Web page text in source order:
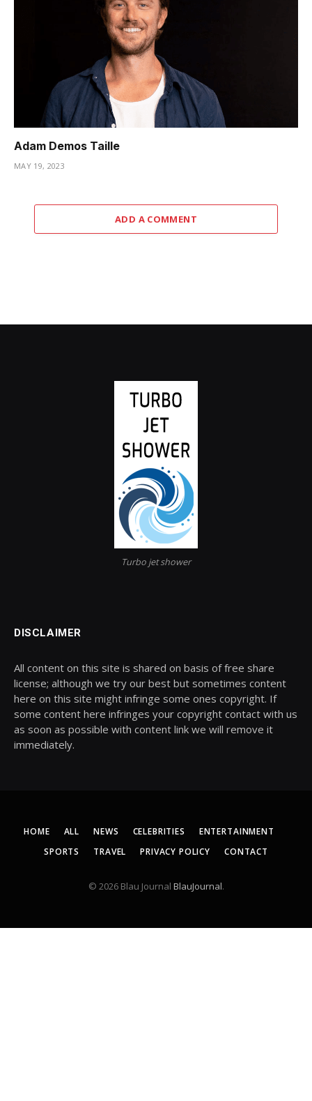
Adam Demos Taille
MAY 19, 2023
ADD A COMMENT
Turbo jet shower
DISCLAIMER
All content on this site is shared on basis of free share
license; although we try our best but sometimes content
here on this site might infringe some ones copyright. If
some content here infringes your copyright contact with us
as soon as possible with content link we will remove it
immediately.
HOME ALL NEWS CELEBRITIES
ENTERTAINMENT
SPORTS
TRAVEL PRIVACY POLICY CONTACT
© 2026 Blau Journal BlauJournal.